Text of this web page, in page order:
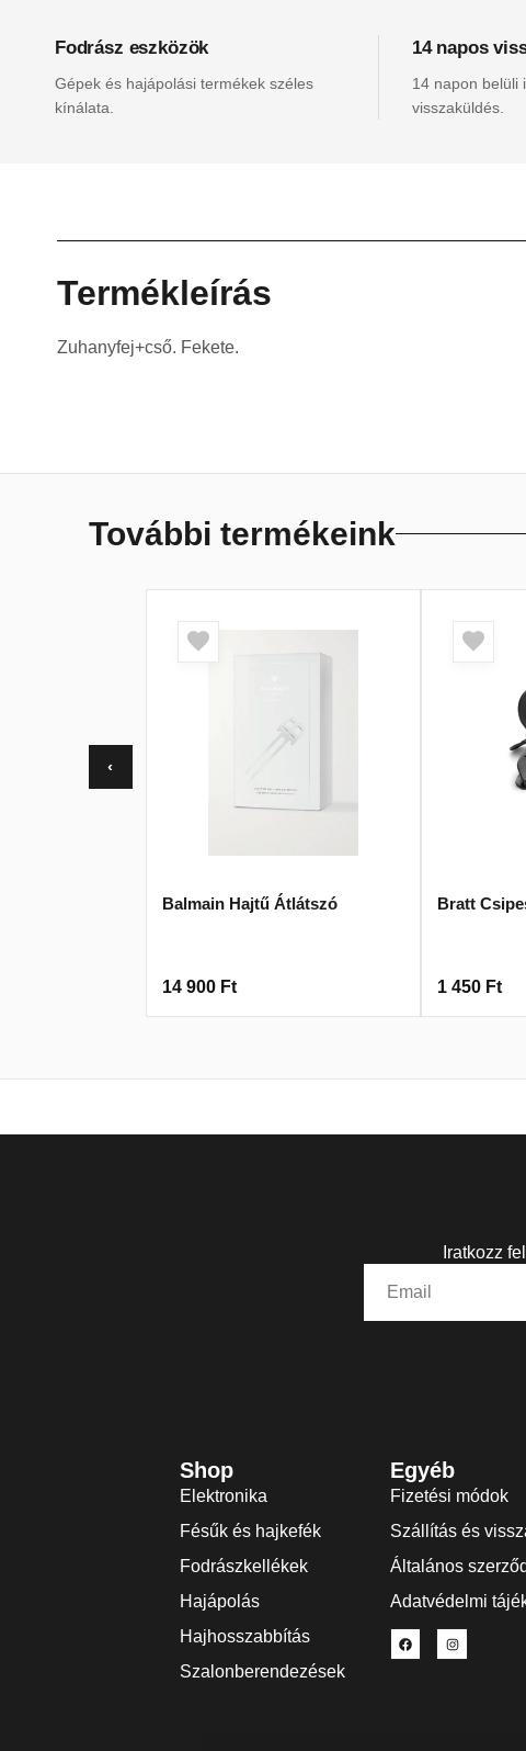
Fodrász eszközök
Gépek és hajápolási termékek széles
kínálata.
14 napos
14 napon belüli
visszaküldés.
Termékleírás
Zuhanyfej+cső. Fekete.
További termékeink
‹
Balmain Hajtű Átlátszó
14 900 Ft
Bratt
1 450 Ft
Iratkozz
Shop
Elektronika
Fésűk és hajkefék
Fodrászkellékek
Hajápolás
Hajhosszabbítás
Szalonberendezések
Egyéb
Fizetési módok
Szállítás és
Általános
Adatvédelmi